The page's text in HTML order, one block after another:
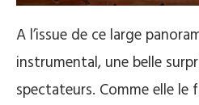
A l’issue de ce large
instrumental, une belle
spectateurs. Comme elle le